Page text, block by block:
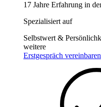
17 Jahre Erfahrung in
Spezialisiert auf
Selbstwert &
weitere
Erstgespräch vereinbaren